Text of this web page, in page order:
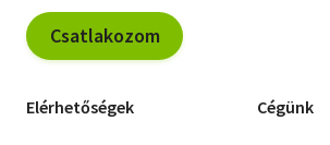
Csatlakozom
Elérhetőségek Cégünk